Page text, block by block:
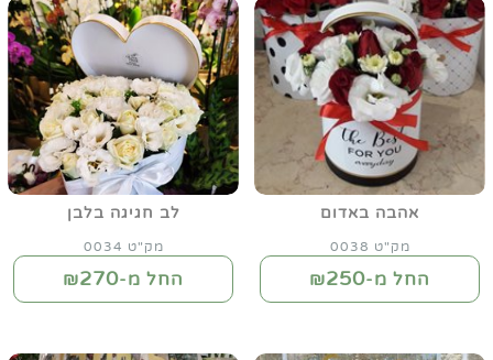
אהבה באדום
מק"ט 0038
החל מ-₪250
לב חגיגה בלבן
מק"ט 0034
החל מ-₪270